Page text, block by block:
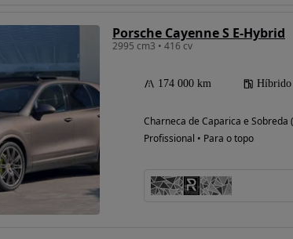
Porsche Cayenne S E-Hybrid
2995 cm3 • 416 cv
174 000 km
Charneca de Caparica e Sobreda
Profissional • Para o topo